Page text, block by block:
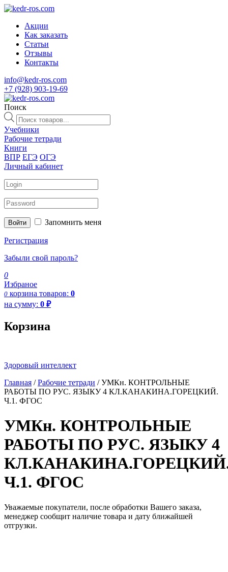
Акции
Как заказать
Статьи
Отзывы
Контакты
info@kedr-ros.com
+7 (928) 903-19-69
Поиск
Поиск
товаров
Учебники
Рабочие тетради
Книги
ВПР ЕГЭ ОГЭ
Личный кабинет
Войти Запомнить меня
Регистрация
Забыли свой пароль?
0
Избраное
0 корзина товаров: 0
на сумму: 0 ₽
Корзина
Здоровый интеллект
Главная /Рабочие тетради / УМКн. КОНТРОЛЬНЫЕ
РАБОТЫ ПО РУС. ЯЗЫКУ 4 КЛ.КАНАКИНА.ГОРЕЦКИЙ.
Ч.1. ФГОС
УМКн. КОНТРОЛЬНЫЕ
РАБОТЫ ПО РУС. ЯЗЫКУ 4
Ч.1. ФГОС
Уважаемые покупатели, после обработки Вашего заказа,
менеджер сообщит наличие товара и дату ближайшей
отгрузки.